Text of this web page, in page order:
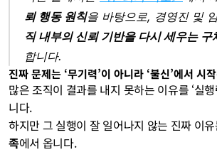
뢰 행동 원칙을 바탕으로, 경영진 및
직 내부의 신뢰 기반을 다시 세우는 구
합니다.
진짜 문제는 ‘무기력’이 아니라 ‘불신’에서 시
많은 조직이 결과를 내지 못하는 이유를 ‘실
니다.
하지만 그 실행이 잘 일어나지 않는 진짜 이
족에서 옵니다.